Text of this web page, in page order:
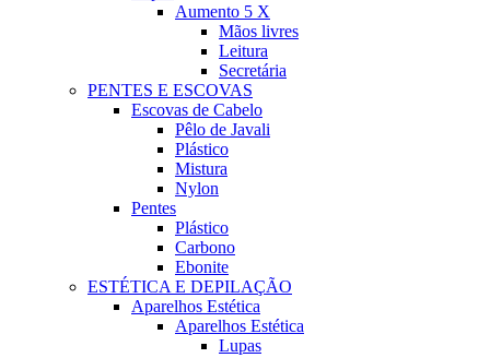
Aumento 5 X
Mãos livres
Leitura
Secretária
PENTES E ESCOVAS
Escovas de Cabelo
Pêlo de Javali
Plástico
Mistura
Nylon
Pentes
Plástico
Carbono
Ebonite
ESTÉTICA E DEPILAÇÃO
Aparelhos Estética
Aparelhos Estética
Lupas